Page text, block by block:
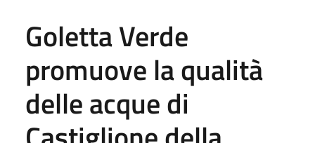
Goletta Verde
promuove la qualità
delle acque di